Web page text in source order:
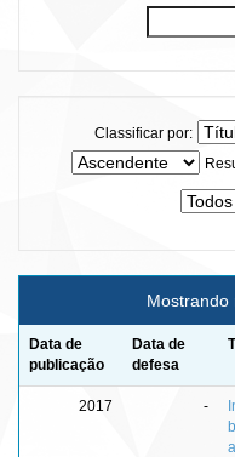
Classificar por:
Mostrando
Data de
publicação
Data de
defesa
2017 -